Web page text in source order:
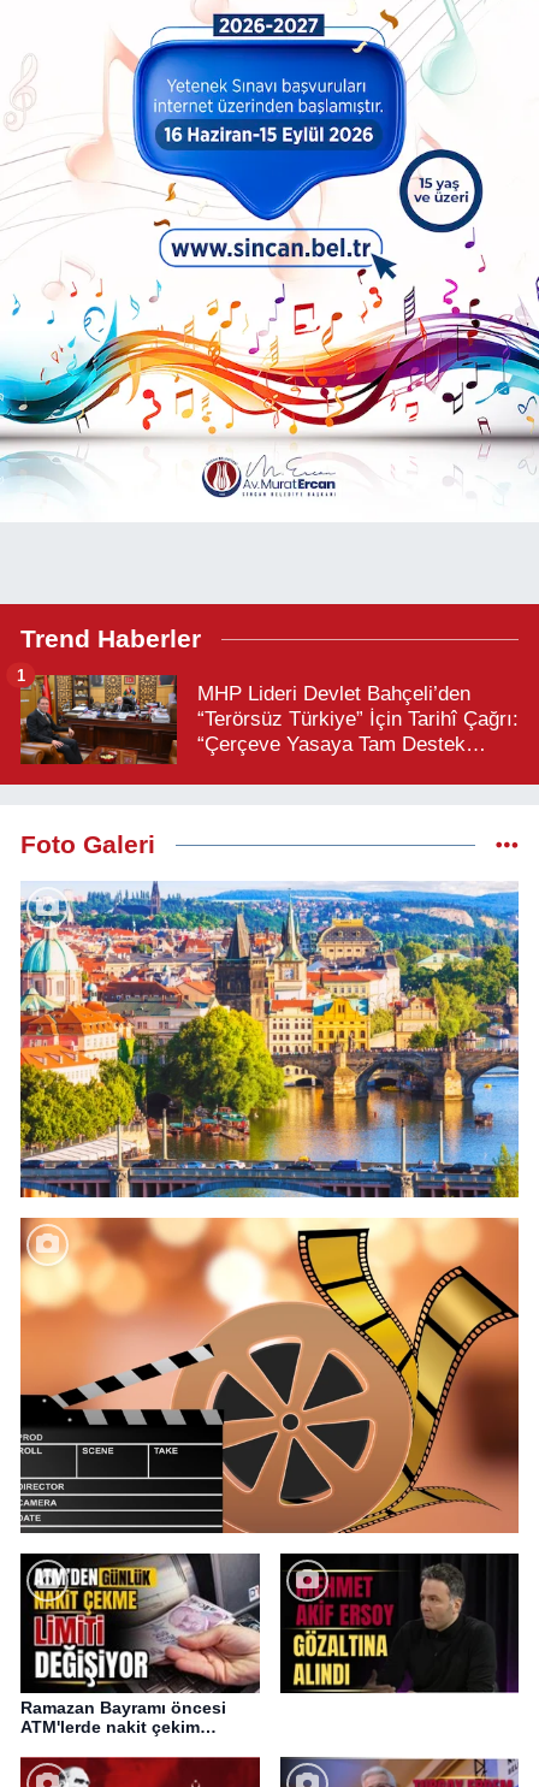
Trend Haberler
MHP Lideri Devlet Bahçeli’den
“Terörsüz Türkiye” İçin Tarihî Çağrı:
“Çerçeve Yasaya Tam Destek
1
Foto Galeri
Ramazan Bayramı öncesi
ATM'lerde nakit çekim